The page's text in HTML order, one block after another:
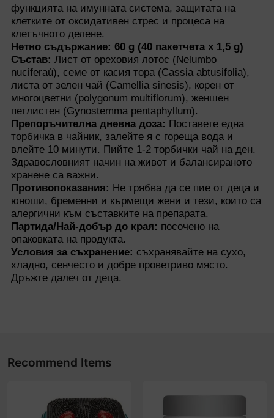
функцията на имунната система, защитата на
клетките от оксидативен стрес и процеса на
клетъчното делене.
Нетно съдържание: 60 g (40 пакетчета x 1,5 g)
Състав: Лист от ореховия лотос (Nelumbo
nuciferaú), семе от касия тора (Cassia abtusifolia),
листа от зелен чай (Camellia sinesis), корен от
многоцветни (polygonum multiflorum), женшен
петлистен (Gynostemma pentaphyllum).
Препоръчителна дневна доза: Поставете една
торбичка в чайник, залейте я с гореща вода и
влейте 10 минути. Пийте 1-2 торбички чай на ден.
Здравословният начин на живот и балансираното
хранене са важни.
Противопоказания: Не трябва да се пие от деца и
юноши, бременни и кърмещи жени и тези, които са
алергични към съставките на препарата.
Партида/Най-добър до края: посочено на
опаковката на продукта.
Условия за съхранение: съхранявайте на сухо,
хладно, сенчесто и добре проветриво място.
Дръжте далеч от деца.
Recommend Items